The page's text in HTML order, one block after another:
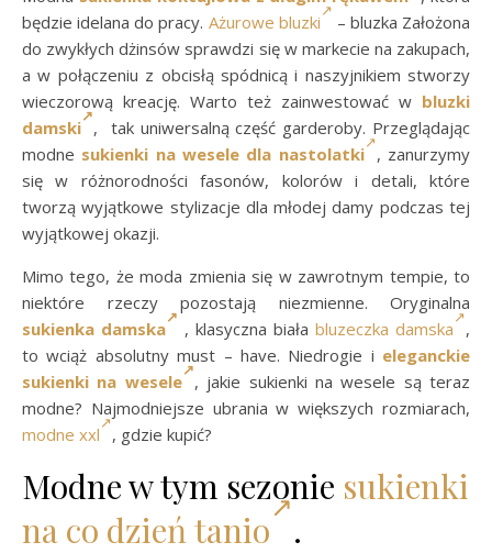
będzie idelana do pracy. Ażurowe bluzki
– bluzka Założona
do zwykłych dżinsów sprawdzi się w markecie na zakupach,
a w połączeniu z obcisłą spódnicą i naszyjnikiem stworzy
wieczorową kreację. Warto też zainwestować w bluzki
damski , tak uniwersalną część garderoby. Przeglądając
modne sukienki na wesele dla nastolatki
, zanurzymy
się w różnorodności fasonów, kolorów i detali, które
tworzą wyjątkowe stylizacje dla młodej damy podczas tej
wyjątkowej okazji.
Mimo tego, że moda zmienia się w zawrotnym tempie, to
niektóre rzeczy pozostają niezmienne. Oryginalna
sukienka damska
, klasyczna biała bluzeczka damska
,
to wciąż absolutny must – have. Niedrogie i eleganckie
sukienki na wesele
, jakie sukienki na wesele są teraz
modne? Najmodniejsze ubrania w większych rozmiarach,
modne xxl
, gdzie kupić?
Modne w tym sezonie sukienki
na co dzień tanio .